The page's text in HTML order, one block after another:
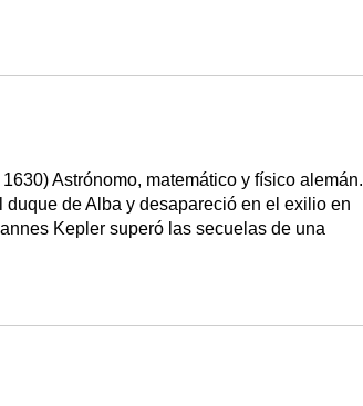
Astrónomo, matemático y físico alemán.
de Alba y desapareció en el exilio en
Kepler superó las secuelas de una